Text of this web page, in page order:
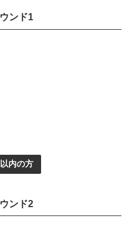
ンド1
内の方
ンド2